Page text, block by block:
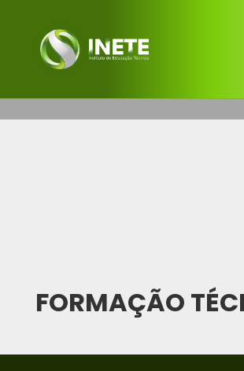
FORMAÇÃO